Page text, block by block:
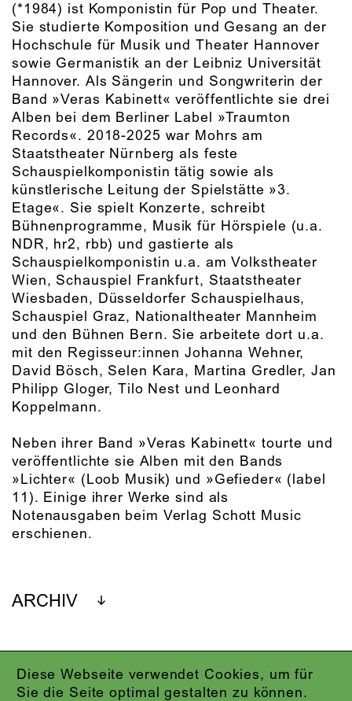
Diese Webseite verwendet Cookies, um für
Sie die Seite optimal gestalten zu können.
(*1984) ist Komponistin für Pop und Theater.
Sie studierte Komposition und Gesang an der
Hochschule für Musik und Theater Hannover
sowie Germanistik an der Leibniz Universität
Hannover. Als Sängerin und Songwriterin der
Band »Veras Kabinett« veröffentlichte sie drei
Alben bei dem Berliner Label »Traumton
Records«. 2018-2025 war Mohrs am
Staatstheater Nürnberg als feste
Schauspielkomponistin tätig sowie als
künstlerische Leitung der Spielstätte »3.
Etage«. Sie spielt Konzerte, schreibt
Bühnenprogramme, Musik für Hörspiele (u.a.
NDR, hr2, rbb) und gastierte als
Schauspielkomponistin u.a. am Volkstheater
Wien, Schauspiel Frankfurt, Staatstheater
Wiesbaden, Düsseldorfer Schauspielhaus,
Schauspiel Graz, Nationaltheater Mannheim
und den Bühnen Bern. Sie arbeitete dort u.a.
mit den Regisseur:innen Johanna Wehner,
David Bösch, Selen Kara, Martina Gredler, Jan
Philipp Gloger, Tilo Nest und Leonhard
Koppelmann.
Neben ihrer Band »Veras Kabinett« tourte und
veröffentlichte sie Alben mit den Bands
»Lichter« (Loob Musik) und »Gefieder« (label
11). Einige ihrer Werke sind als
Notenausgaben beim Verlag Schott Music
erschienen.
ARCHIV
IMPRESSUM